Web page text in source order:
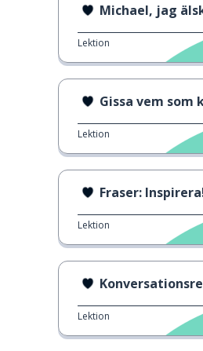
Michael, jag
Lektion
Gissa vem som
Lektion
Fraser:
Lektion
Lektion